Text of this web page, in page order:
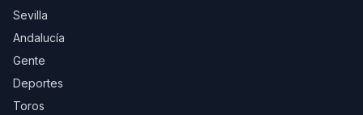
Sevilla
Andalucía
Gente
Deportes
Toros